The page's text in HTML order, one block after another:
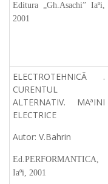
Editura „Gh.Asachi” Iaºi,
2001
ELECTROTEHNICÃ .
CURENTUL
ALTERNATIV. MAªINI
ELECTRICE
Autor: V.Bahrin
Ed.PERFORMANTICA,
Iaºi, 2001